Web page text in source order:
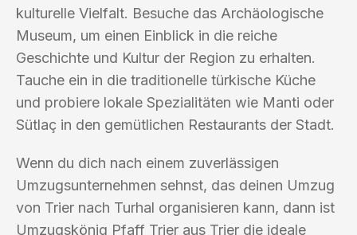
kulturelle Vielfalt. Besuche das Archäologische
Museum, um einen Einblick in die reiche
Geschichte und Kultur der Region zu erhalten.
Tauche ein in die traditionelle türkische Küche
und probiere lokale Spezialitäten wie Manti oder
Sütlaç in den gemütlichen Restaurants der Stadt.
Wenn du dich nach einem zuverlässigen
Umzugsunternehmen sehnst, das deinen Umzug
von Trier nach Turhal organisieren kann, dann ist
Umzugskönig Pfaff Trier aus Trier die ideale